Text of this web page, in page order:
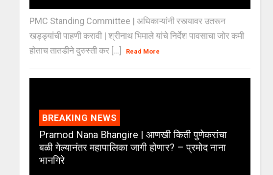
PMC Standing Committee | अधिकाऱ्यांनी रस्त्यावर उतरून
खड्ड्यांची पाहणी करावी | श्रीनाथ भिमाले यांचे निर्देश पावसाचा जोर कमी
होताच तातडीने दुरुस्ती कर [...]
Read More
BREAKING NEWS
Pramod Nana Bhangire | आणखी किती पुणेकरांचा
बळी गेल्यानंतर महापालिका जागी होणार? – प्रमोद नाना
भानगिरे